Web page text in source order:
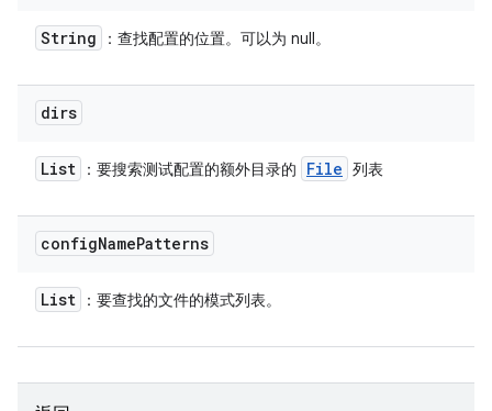
String ：查找配置的位置。可以为 null。
dirs
List ：要搜索测试配置的额外目录的 File 列表
configNamePatterns
List ：要查找的文件的模式列表。